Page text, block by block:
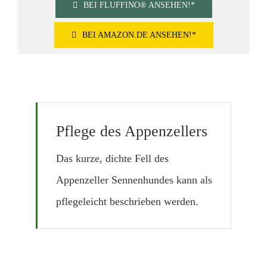
BEI FLUFFINO® ANSEHEN!*
BEI AMAZON.DE ANSEHEN!*
Pflege des Appenzellers
Das kurze, dichte Fell des
Appenzeller Sennenhundes kann als
pflegeleicht beschrieben werden.